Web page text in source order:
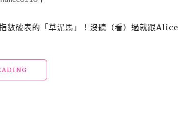
數破表的「草泥馬」！沒聽（看）過就跟Alice
襪